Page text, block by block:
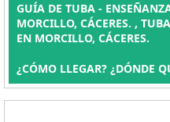
GUÍA DE TUBA -
MORCILLO, CÁCERES. ,
EN MORCILLO, CÁCERES.
¿CÓMO LLEGAR? ¿DÓNDE